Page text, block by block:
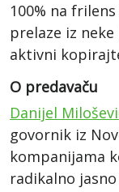
100% na
prelaze iz
aktivni
O predavaču
Danijel
govornik iz
kompanijama
radikalno